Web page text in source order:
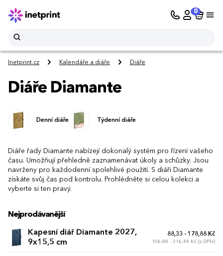
0
Inetprint.cz Kalendáře a diáře Diáře
Diáře Diamante
Denní diáře Týdenní diáře
Diáře řady Diamante nabízejí dokonalý systém pro řízení vašeho
času. Umožňují přehledně zaznamenávat úkoly a schůzky. Jsou
navrženy pro každodenní spolehlivé použití. S diáři Diamante
získáte svůj čas pod kontrolu. Prohlédněte si celou kolekci a
vyberte si ten pravý.
Nejprodávanější
Kapesní diář Diamante 2027,
9x15,5 cm
88,33 - 178,88 Kč
106,88 - 216,44 Kč (s DPH)